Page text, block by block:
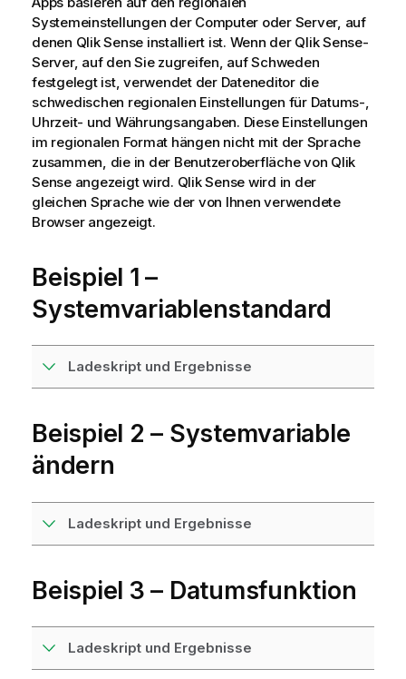
Systemeinstellungen der Computer oder Server, auf
denen Qlik Sense installiert ist. Wenn der Qlik Sense-
Server, auf den Sie zugreifen, auf Schweden
festgelegt ist, verwendet der Dateneditor die
schwedischen regionalen Einstellungen für Datums-,
Uhrzeit- und Währungsangaben. Diese Einstellungen
im regionalen Format hängen nicht mit der Sprache
zusammen, die in der Benutzeroberfläche von Qlik
Senseangezeigt wird. Qlik Sense wird in der
gleichen Sprache wie der von Ihnen verwendete
Browser angezeigt.
Beispiel 1 –
Systemvariablenstandard
Ladeskript und Ergebnisse
Beispiel 2 – Systemvariable
ändern
Ladeskript und Ergebnisse
Beispiel 3 – Datumsfunktion
Ladeskript und Ergebnisse